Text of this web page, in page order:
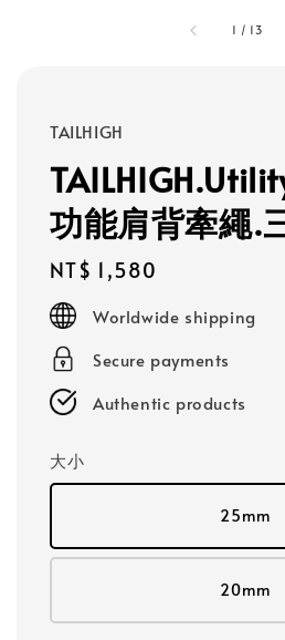
1 / 13
TAILHIGH
功能肩背牽繩.
Regular
price
NT$ 1,580
Worldwide shipping
Secure payments
Authentic products
大小
25mm
20mm